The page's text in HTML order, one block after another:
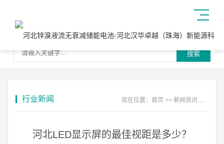
搜索
行业新闻 现在位置：首页 >>新闻资讯
河北LED显示屏的最佳视距是多少？